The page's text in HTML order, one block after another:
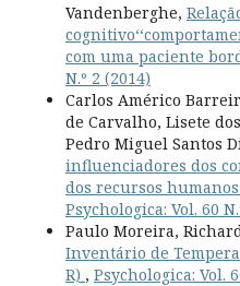
Vandenberghe,
com uma paciente
N.º 2 (2014)
Carlos Américo
de Carvalho, Lisete
Pedro Miguel Santos
influenciadores dos
dos recursos
Psychologica: Vol. 60
Paulo Moreira,
Inventário de
R) , Psychologica: Vol.